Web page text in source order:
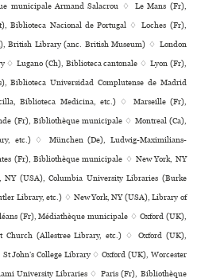
muni­ci­pale Armand Salacrou ♢ Le Mans (Fr),
Biblioteca Nacional de Portugal ♢ Loches (Fr),
British Library (anc. British Museum) ♢ London
♢ Lugano (Ch), Biblioteca can­to­nale ♢ Lyon (Fr),
Universidad Complutense de Madrid
Biblioteca Medicina, etc.) ♢ Marseille (Fr),
(Fr), Bibliothèque muni­ci­pale ♢ Montreal (Ca),
etc.) ♢ München (De), Ludwig-Maximilians-
(Fr), Bibliothèque muni­ci­pale ♢ New York, NY
(USA), Columbia University Libraries (Burke
Library, etc.) ♢ New York, NY (USA), Library of
(Fr), Médiathèque muni­ci­pale ♢ Oxford (UK),
(Allestree Library, etc.) ♢ Oxford (UK),
John’s College Library ♢ Oxford (UK), Worcester
University Libraries ♢ Paris (Fr), Bibliothèque